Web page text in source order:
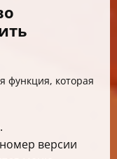
функция, которая
.
версии